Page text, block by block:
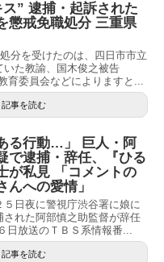
” 逮捕・起訴された
懲戒免職処分 三重県
分を受けたのは、四日市市立
いた教諭、国木俊之被告
育委員会などによりますと...
記事を読む
る行動…」 巨人・阿
で逮捕・辞任、『ひる
が私見 「コメントの
んへの愛情」
５日夜に警視庁渋谷署に娘に
れた阿部慎之助監督が辞任
日放送のＴＢＳ系情報番...
記事を読む